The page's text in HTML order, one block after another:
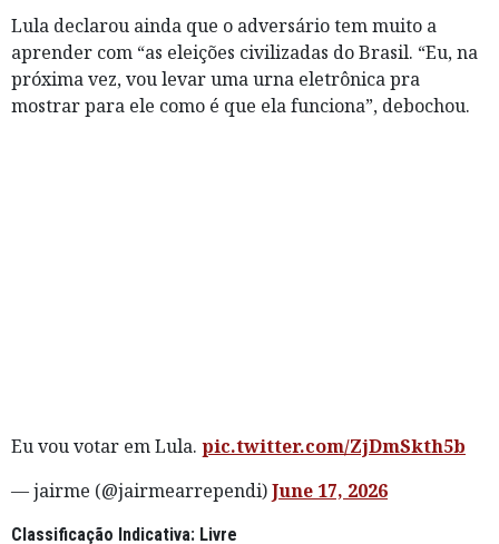
Lula declarou ainda que o adversário tem muito a
aprender com “as eleições civilizadas do Brasil. “Eu, na
próxima vez, vou levar uma urna eletrônica pra
mostrar para ele como é que ela funciona”, debochou.
Eu vou votar em Lula. pic.twitter.com/ZjDmSkth5b
— jairme (@jairmearrependi)June 17, 2026
Classificação Indicativa: Livre